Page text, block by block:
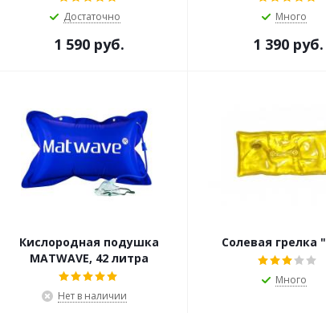
Достаточно
1 590 руб.
Много
1 390 руб.
Кислородная подушка
MATWAVE, 42 литра
Нет в наличии
Солевая грелка
Много